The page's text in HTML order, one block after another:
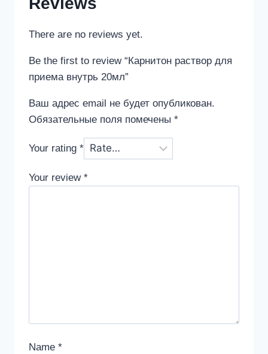
There are no reviews yet.
Be the first to review “Карнитон раствор для
приема внутрь 20мл”
Ваш адрес email не будет опубликован.
Обязательные поля помечены *
Your rating *
Your review *
Name *